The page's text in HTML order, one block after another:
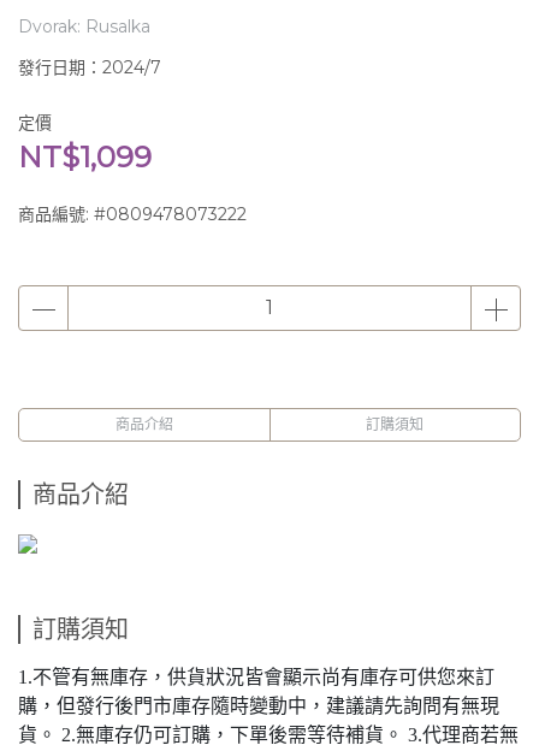
Dvorak: Rusalka
發行日期：2024/7
定價
NT$1,099
商品編號: #0809478073222
商品介紹 訂購須知
商品介紹
訂購須知
1.不管有無庫存，供貨狀況皆會顯示尚有庫存可供您來訂
購，但發行後門市庫存隨時變動中，建議請先詢問有無現
貨。 2.無庫存仍可訂購，下單後需等待補貨。 3.代理商若無